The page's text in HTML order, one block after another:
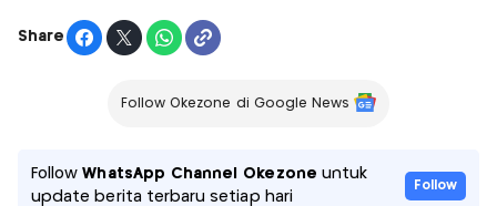
Share
Follow Okezone di Google News
FollowWhatsApp Channel Okezone untuk
update berita terbaru setiap hari
Follow